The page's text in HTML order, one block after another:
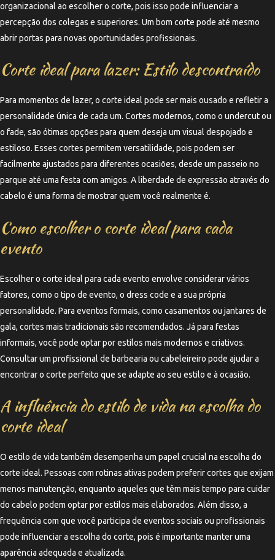
organizacional ao escolher o corte, pois isso pode influenciar a
percepção dos colegas e superiores. Um bom corte pode até mesmo
abrir portas para novas oportunidades profissionais.
Corte ideal para lazer: Estilo descontraído
Para momentos de lazer, o corte ideal pode ser mais ousado e refletir a
personalidade única de cada um. Cortes modernos, como o undercut ou
o fade, são ótimas opções para quem deseja um visual despojado e
estiloso. Esses cortes permitem versatilidade, pois podem ser
facilmente ajustados para diferentes ocasiões, desde um passeio no
parque até uma festa com amigos. A liberdade de expressão através do
cabelo é uma forma de mostrar quem você realmente é.
Como escolher o corte ideal para cada
evento
Escolher o corte ideal para cada evento envolve considerar vários
fatores, como o tipo de evento, o dress code e a sua própria
personalidade. Para eventos formais, como casamentos ou jantares de
gala, cortes mais tradicionais são recomendados. Já para festas
informais, você pode optar por estilos mais modernos e criativos.
Consultar um profissional de barbearia ou cabeleireiro pode ajudar a
encontrar o corte perfeito que se adapte ao seu estilo e à ocasião.
A influência do estilo de vida na escolha do
corte ideal
O estilo de vida também desempenha um papel crucial na escolha do
corte ideal. Pessoas com rotinas ativas podem preferir cortes que exijam
menos manutenção, enquanto aqueles que têm mais tempo para cuidar
do cabelo podem optar por estilos mais elaborados. Além disso, a
frequência com que você participa de eventos sociais ou profissionais
pode influenciar a escolha do corte, pois é importante manter uma
aparência adequada e atualizada.